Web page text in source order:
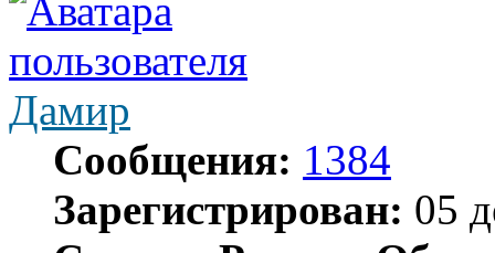
Дамир
Сообщения: 1384
Зарегистрирован: 05